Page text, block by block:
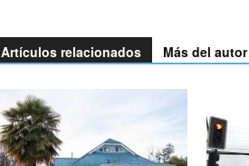
Artículos relacionados Más del autor